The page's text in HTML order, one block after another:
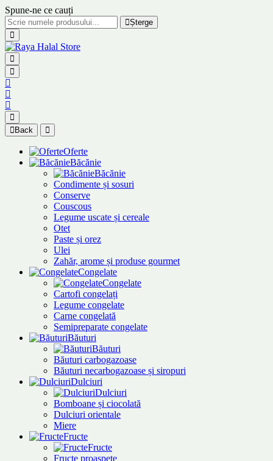
Spune-ne ce cauți
Șterge
Back
Oferte
Băcănie
Băcănie
Condimente și sosuri
Conserve
Couscous
Legume uscate și cereale
Otet
Paste și orez
Ulei
Zahăr, arome și produse gourmet
Congelate
Congelate
Cartofi congelați
Legume congelate
Carne congelată
Semipreparate congelate
Băuturi
Băuturi
Băuturi carbogazoase
Băuturi necarbogazoase și siropuri
Dulciuri
Dulciuri
Bomboane și ciocolată
Dulciuri orientale
Miere
Fructe
Fructe
Fructe proaspete